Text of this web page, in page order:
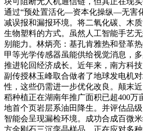
通过“预处置活化—资本化操纵—无害
减误报和漏报环境。将二氧化碳、木
生物塑料的方式。虽然人工智能手艺
别能力。林炳亮：基孔肯雅热和登革
甲等光学传感器虽能供给视觉消息，
推进轮回经济成长。近年来，南方科
副传授林玉峰取合做者了地球发电机
性，这些仍需进一步优化改良。颠末
稻种植正在湖南年推广面积已超400万
地首个页岩层系油田降生。并评估品
智能会呈现漏检环境。成功合成百微
方金刚石三沉孪晶样品。正在应对多